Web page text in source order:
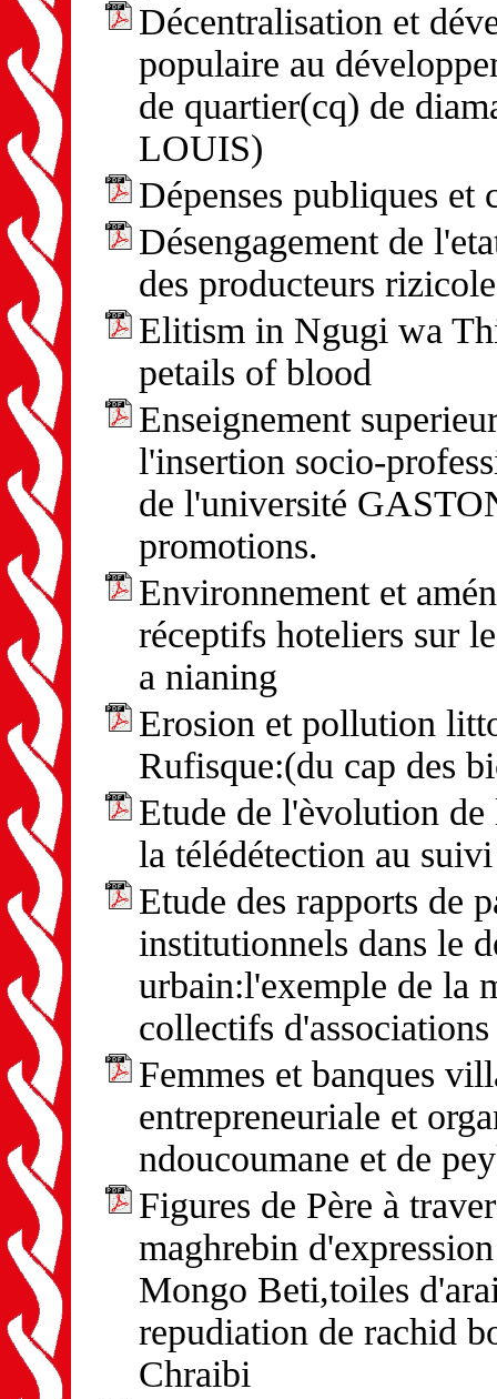
Décentralisation et
populaire au
de quartier(cq) de
LOUIS)
Dépenses publiques et
Désengagement de
des producteurs
Elitism in Ngugi wa
petails of blood
Enseignement
l'insertion socio-
de l'université
promotions.
Environnement et
réceptifs hoteliers sur
a nianing
Erosion et pollution
Rufisque:(du cap des
Etude de l'èvolution
la télédétection au
Etude des rapports de
institutionnels dans le
urbain:l'exemple de la
collectifs
Femmes et banques
entrepreneuriale et
ndoucoumane et de
Figures de Père à
maghrebin
Mongo Beti,toiles
repudiation de rachid
Chraibi